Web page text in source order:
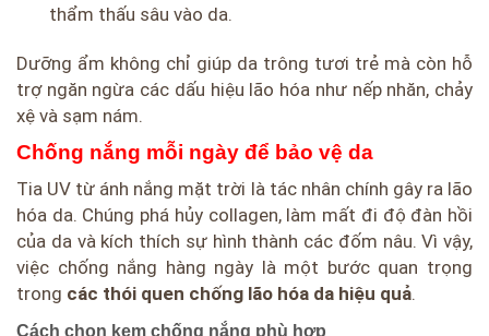
thẩm thấu sâu vào da.
Dưỡng ẩm không chỉ giúp da trông tươi trẻ mà còn hỗ
trợ ngăn ngừa các dấu hiệu lão hóa như nếp nhăn, chảy
xệ và sạm nám.
Chống nắng mỗi ngày để bảo vệ da
Tia UV từ ánh nắng mặt trời là tác nhân chính gây ra lão
hóa da. Chúng phá hủy collagen, làm mất đi độ đàn hồi
của da và kích thích sự hình thành các đốm nâu. Vì vậy,
việc chống nắng hàng ngày là một bước quan trọng
trong các thói quen chống lão hóa da hiệu quả.
Cách chọn kem chống nắng phù hợp